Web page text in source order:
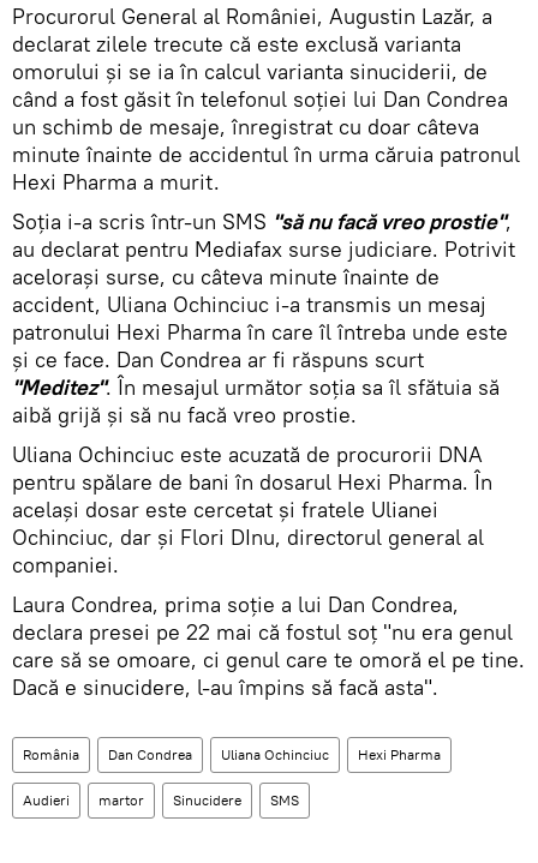
Procurorul General al României, Augustin Lazăr, a
declarat zilele trecute că este exclusă varianta
omorului şi se ia în calcul varianta sinuciderii, de
când a fost găsit în telefonul soţiei lui Dan Condrea
un schimb de mesaje, înregistrat cu doar câteva
minute înainte de accidentul în urma căruia patronul
Hexi Pharma a murit.
Soţia i-a scris într-un SMS "să nu facă vreo prostie",
au declarat pentru Mediafax surse judiciare. Potrivit
aceloraşi surse, cu câteva minute înainte de
accident, Uliana Ochinciuc i-a transmis un mesaj
patronului Hexi Pharma în care îl întreba unde este
şi ce face. Dan Condrea ar fi răspuns scurt
"Meditez". În mesajul următor soţia sa îl sfătuia să
aibă grijă şi să nu facă vreo prostie.
Uliana Ochinciuc este acuzată de procurorii DNA
pentru spălare de bani în dosarul Hexi Pharma. În
acelaşi dosar este cercetat şi fratele Ulianei
Ochinciuc, dar şi Flori DInu, directorul general al
companiei.
Laura Condrea, prima soţie a lui Dan Condrea,
declara presei pe 22 mai că fostul soţ "nu era genul
care să se omoare, ci genul care te omoră el pe tine.
Dacă e sinucidere, l-au împins să facă asta".
România Dan Condrea Uliana Ochinciuc Hexi Pharma
Audieri martor Sinucidere SMS